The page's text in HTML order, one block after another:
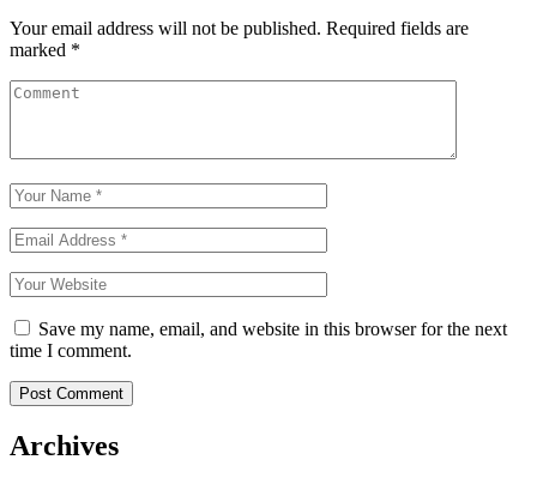
Your email address will not be published. Required fields are
marked *
Save my name, email, and website in this browser for the next
time I comment.
Archives